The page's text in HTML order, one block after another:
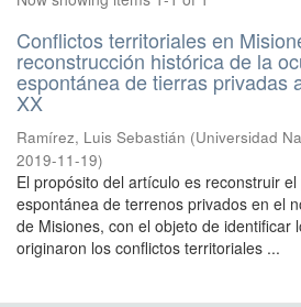
Conflictos territoriales en
reconstrucción histórica de la
espontánea de tierras privadas
XX
Ramírez, Luis Sebastián (Universidad
2019-11-19)
El propósito del artículo es reconstruir
espontánea de terrenos privados en el
de Misiones, con el objeto de identificar
originaron los conflictos territoriales ...